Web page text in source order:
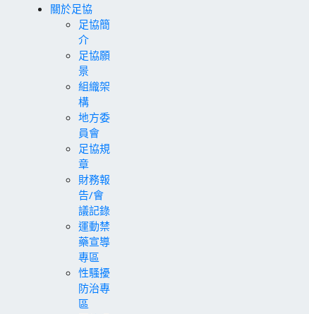
關於足協
足協簡
介
足協願
景
組織架
構
地方委
員會
足協規
章
財務報
告/會
議記錄
運動禁
藥宣導
專區
性騷擾
防治專
區